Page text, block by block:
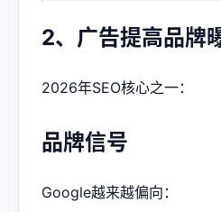
2、广告提高品牌
2026年SEO核心之一：
品牌信号
Google越来越偏向：